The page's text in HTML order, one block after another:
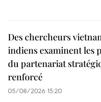
Des chercheurs
indiens examinent les
du partenariat
renforcé
05/08/2026 15:20